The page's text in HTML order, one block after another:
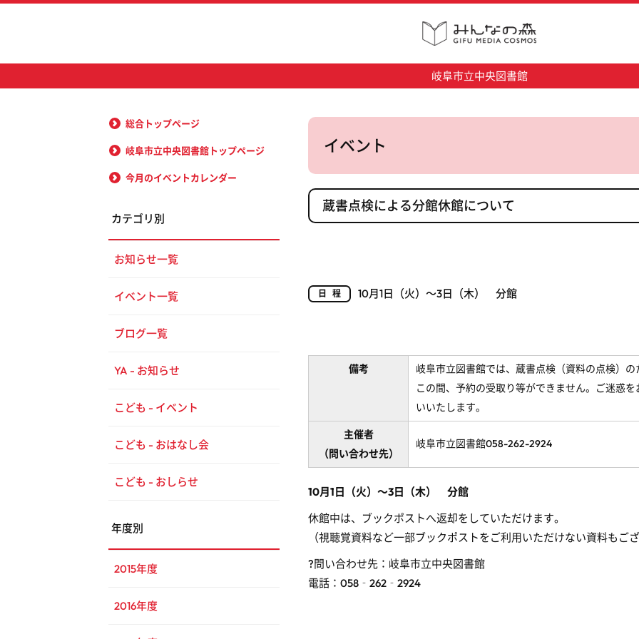
岐阜市立中央図書館
イベント
蔵書点検による分館休館について
日程 10月1日（火）～3日（木） 分館
備考
岐阜市立図書館では、蔵書点検（資料の点検）
この間、予約の受取り等ができません。ご迷惑
いいたします。
主催者
（問い合わせ先）
岐阜市立図書館058-262-2924
10月1日（火）～3日（木） 分館
休館中は、ブックポストへ返却をしていただけます。
（視聴覚資料など一部ブックポストをご利用いただけない資料もござ
?問い合わせ先：岐阜市立中央図書館
電話： 058 ‐ 262 ‐ 2924
総合トップページ
岐阜市立中央図書館トップページ
今月のイベントカレンダー
カテゴリ別
お知らせ一覧
イベント一覧
ブログ一覧
YA - お知らせ
こども - イベント
こども - おはなし会
こども - おしらせ
年度別
2015年度
2016年度